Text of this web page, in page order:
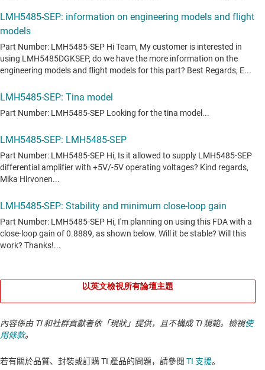
以英文檢視所有論壇主題
內容係由 TI 和社群貢獻者依「現狀」提供，且不構成 TI 規範。檢視使
用條款。
若有關於品質、封裝或訂購 TI 產品的問題，請參閱 TI 支援。​​​​​​​​​​​​​​